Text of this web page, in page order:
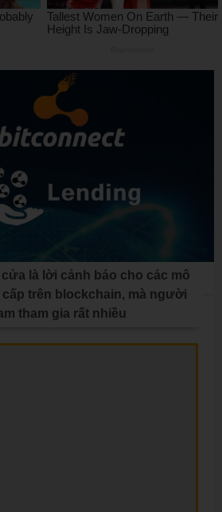
là lời cảnh báo cho các mô
cấp trên blockchain, mà người
tham gia rất nhiều